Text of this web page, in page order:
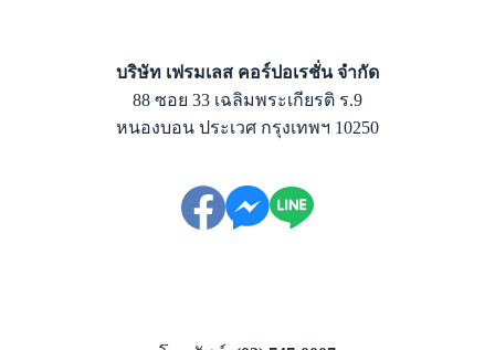
บริษัท เฟรมเลส คอร์ปอเรชั่น จำกัด
88 ซอย 33 เฉลิมพระเกียรติ ร.9
หนองบอน ประเวศ กรุงเทพฯ 10250